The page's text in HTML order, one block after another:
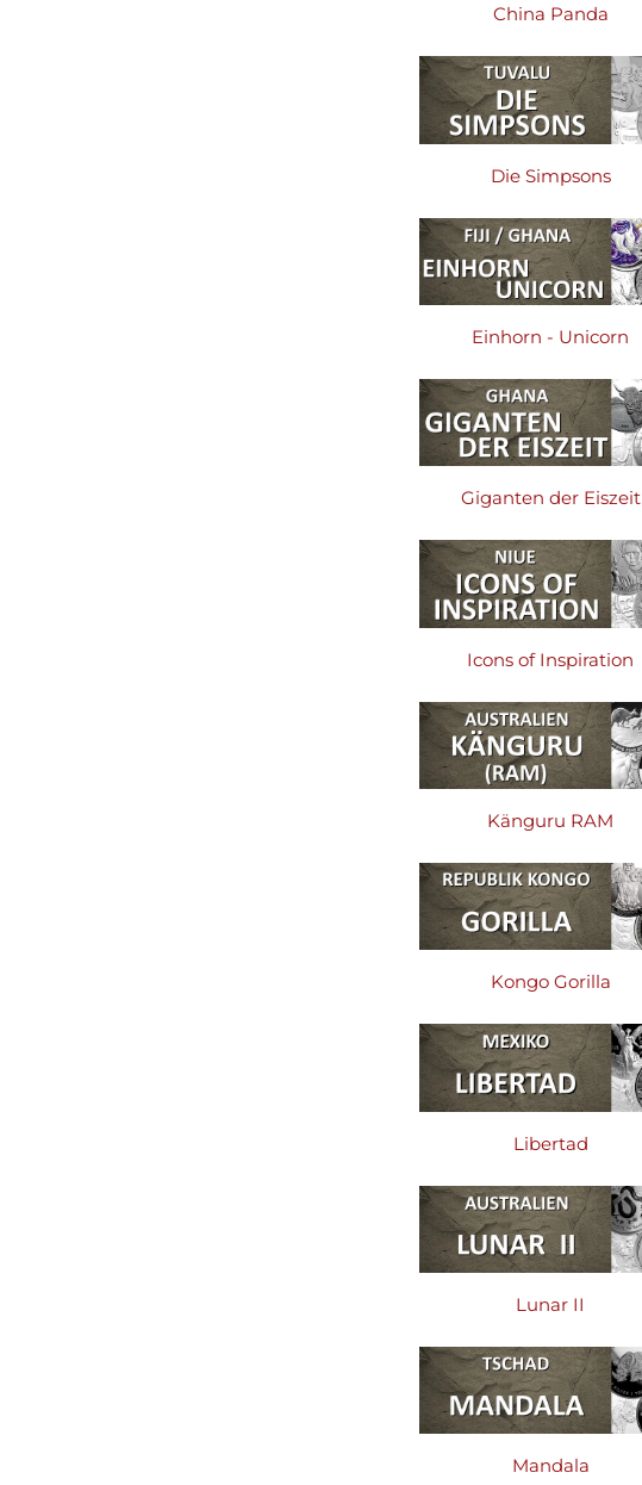
China Panda
Die Simpsons
Einhorn - Unicorn
Giganten der Eiszeit
Icons of Inspiration
Känguru RAM
Kongo Gorilla
Libertad
Lunar II
Mandala